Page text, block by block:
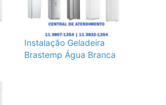
Instalação Geladeira
Brastemp Água Branca